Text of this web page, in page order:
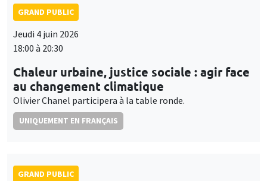
GRAND PUBLIC
Jeudi 4 juin 2026
18:00 à 20:30
Chaleur urbaine, justice sociale : agir face
au changement climatique
Olivier Chanel participera à la table ronde.
UNIQUEMENT EN FRANÇAIS
GRAND PUBLIC